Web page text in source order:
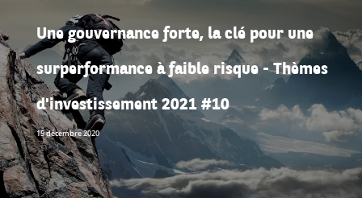
Une gouvernance forte, la clé pour une
surperformance à faible risque - Thèmes
d'investissement 2021 #10
15 décembre 2020